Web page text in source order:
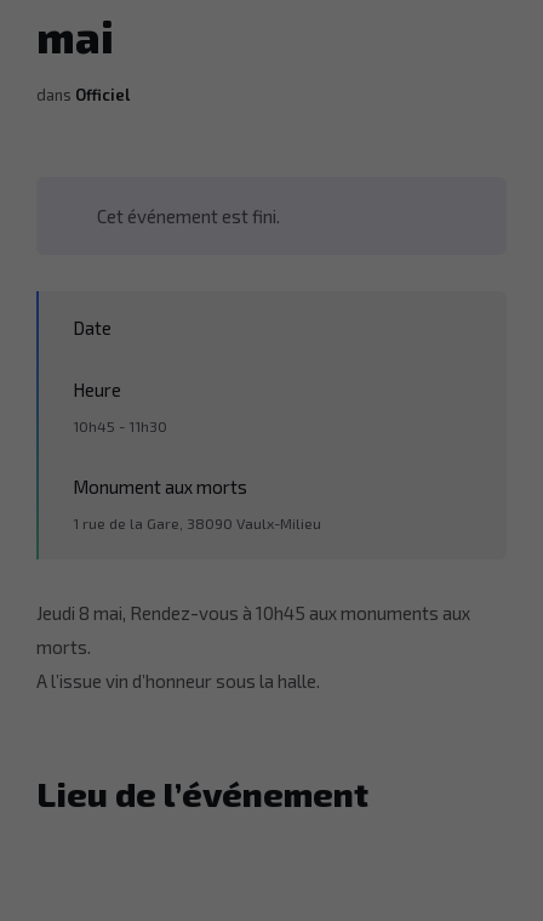
mai
dans Officiel
Cet événement est fini.
Date
Heure
10h45 - 11h30
Monument aux morts
1 rue de la Gare, 38090 Vaulx-Milieu
Jeudi 8 mai, Rendez-vous à 10h45 aux monuments aux
morts.
A l’issue vin d’honneur sous la halle.
Lieu de l’événement